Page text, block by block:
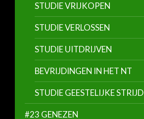
STUDIE VRIJKOPEN
STUDIE VERLOSSEN
STUDIE UITDRIJVEN
BEVRIJDINGEN IN HET NT
STUDIE GEESTELIJKE STRIJD
#23 GENEZEN